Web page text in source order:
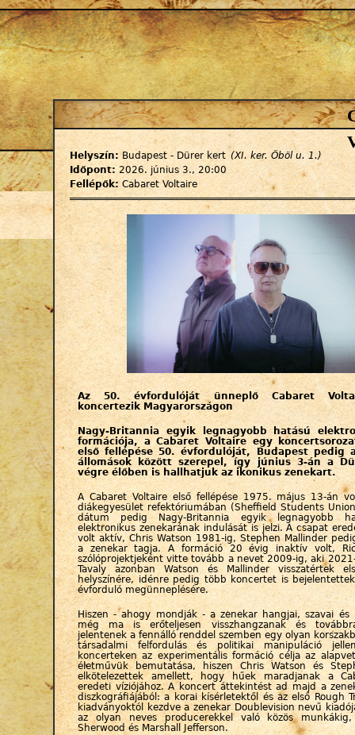
Jump to navigation
Helyszín: Budapest - Dürer kert (XI. ker. Öböl u. 1.)
Időpont: 2026. június 3., 20:00
Fellépők: Cabaret Voltaire
Az 50. évfordulóját ünneplő Cabaret
koncertezik Magyarországon
Nagy-Britannia egyik legnagyobb hatású
formációja, a Cabaret Voltaire egy
első fellépése 50. évfordulóját, Budapest pedig
állomások között szerepel, így június 3-án a
végre élőben is hallhatjuk az ikonikus zenekart.
A Cabaret Voltaire első fellépése 1975. május 13-án
diákegyesület refektóriumában (Sheffield Students
dátum pedig Nagy-Britannia egyik legnagyobb
elektronikus zenekarának indulását is jelzi. A csapat
volt aktív, Chris Watson 1981-ig, Stephen Mallinder
a zenekar tagja. A formáció 20 évig inaktív volt,
szólóprojektjeként vitte tovább a nevet 2009-ig, aki
Tavaly azonban Watson és Mallinder visszatértek
helyszínére, idénre pedig több koncertet is
évforduló megünneplésére.
Hiszen - ahogy mondják - a zenekar hangjai, szavai és
még ma is erőteljesen visszhangzanak és
jelentenek a fennálló renddel szemben egy olyan
társadalmi felfordulás és politikai manipuláció
koncerteken az experimentális formáció célja az
életművük bemutatása, hiszen Chris Watson és
elkötelezettek amellett, hogy hűek maradjanak a
eredeti víziójához. A koncert áttekintést ad majd a
diszkográfiájából: a korai kísérletektől és az első Rough
kiadványoktól kezdve a zenekar Doublevision nevű
az olyan neves producerekkel való közös
Sherwood és Marshall Jefferson.